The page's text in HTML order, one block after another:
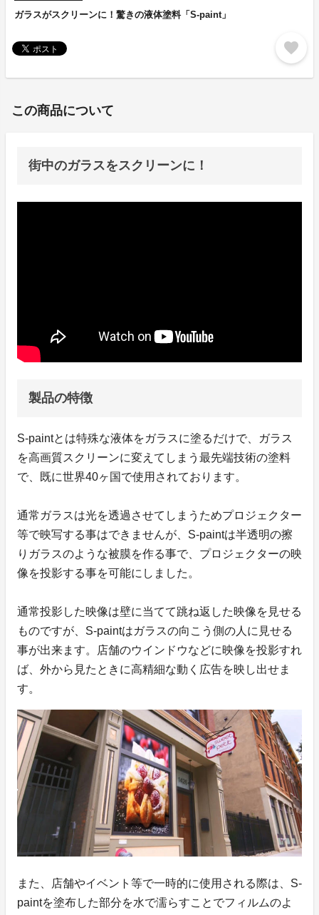
ガラスがスクリーンに！驚きの液体塗料「S-paint」
favorite
この商品について
街中のガラスをスクリーンに！
製品の特徴
S-paintとは特殊な液体をガラスに塗るだけで、ガラス
を高画質スクリーンに変えてしまう最先端技術の塗料
で、既に世界40ヶ国で使用されております。
通常ガラスは光を透過させてしまうためプロジェクター
等で映写する事はできませんが、S-paintは半透明の擦
りガラスのような被膜を作る事で、プロジェクターの映
像を投影する事を可能にしました。
通常投影した映像は壁に当てて跳ね返した映像を見せる
ものですが、S-paintはガラスの向こう側の人に見せる
事が出来ます。店舗のウインドウなどに映像を投影すれ
ば、外から見たときに高精細な動く広告を映し出せま
す。
また、店舗やイベント等で一時的に使用される際は、S-
paintを塗布した部分を水で濡らすことでフィルムのよ